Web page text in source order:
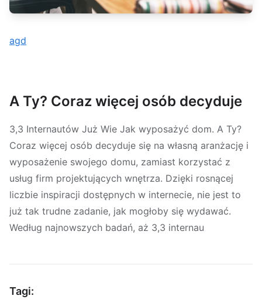
agd
A Ty? Coraz więcej osób decyduje
3,3 Internautów Już Wie Jak wyposażyć dom. A Ty?
Coraz więcej osób decyduje się na własną aranżację i
wyposażenie swojego domu, zamiast korzystać z
usług firm projektujących wnętrza. Dzięki rosnącej
liczbie inspiracji dostępnych w internecie, nie jest to
już tak trudne zadanie, jak mogłoby się wydawać.
Według najnowszych badań, aż 3,3 internau
Tagi: